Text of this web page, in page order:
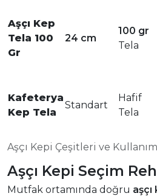
Aşçı Kepi Çeşitleri ve
Aşçı Kep
Tela 100
Gr
24 cm
100 gr
Tela
Kafeterya
Kep Tela
Standart
Hafif
Tela
Aşçı Kepi Seçim
Mutfak ortamında doğru aşçı